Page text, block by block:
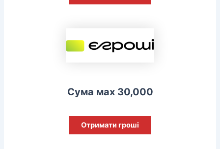
Сума мах 30,000
Отримати гроші